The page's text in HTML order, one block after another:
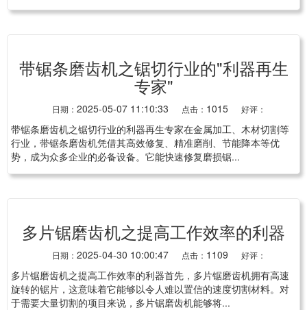
带锯条磨齿机之锯切行业的"利器再生
专家"
日期： 2025-05-07 11:10:33 点击： 1015 好评：
带锯条磨齿机之锯切行业的利器再生专家在金属加工、木材切割等
行业，带锯条磨齿机凭借其高效修复、精准磨削、节能降本等优
势，成为众多企业的必备设备。它能快速修复磨损锯...
多片锯磨齿机之提高工作效率的利器
日期： 2025-04-30 10:00:47 点击： 1109 好评：
多片锯磨齿机之提高工作效率的利器首先，多片锯磨齿机拥有高速
旋转的锯片，这意味着它能够以令人难以置信的速度切割材料。对
于需要大量切割的项目来说，多片锯磨齿机能够将...